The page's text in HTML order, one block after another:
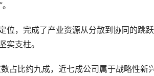
，完成了产业资源从分散到协同的跳跃
支柱。
比约九成，近七成公司属于战略性新